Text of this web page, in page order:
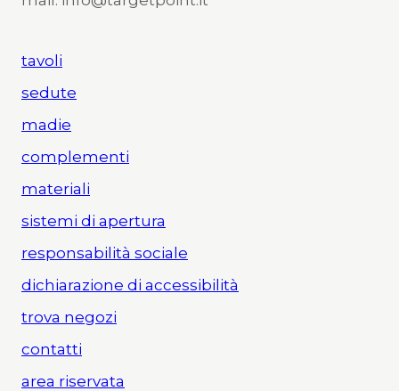
tavoli
sedute
madie
complementi
materiali
sistemi di apertura
responsabilità sociale
dichiarazione di accessibilità
trova negozi
contatti
area riservata